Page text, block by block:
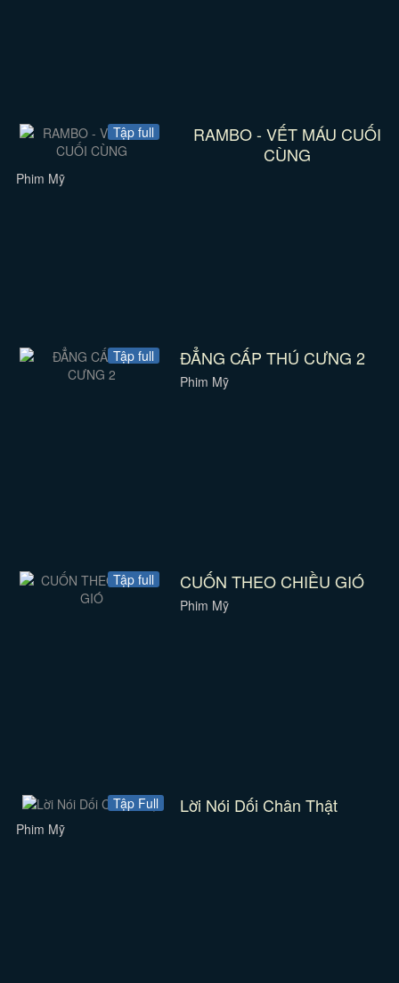
Tập full
RAMBO - VẾT MÁU CUỐI
CÙNG
Phim Mỹ
Tập full ĐẲNG CẤP THÚ CƯNG 2
Phim Mỹ
Tập full CUỐN THEO CHIỀU GIÓ
Phim Mỹ
Tập Full Lời Nói Dối Chân Thật
Phim Mỹ